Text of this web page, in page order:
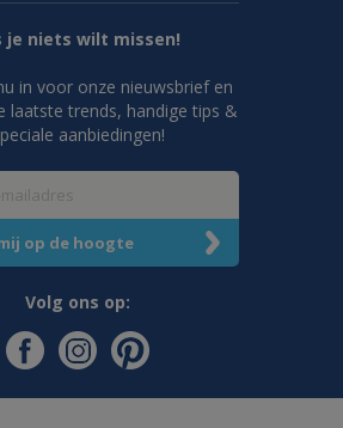
je niets wilt missen!
in voor onze nieuwsbrief en
laatste trends, handige tips &
aanbiedingen!
Volg ons op: